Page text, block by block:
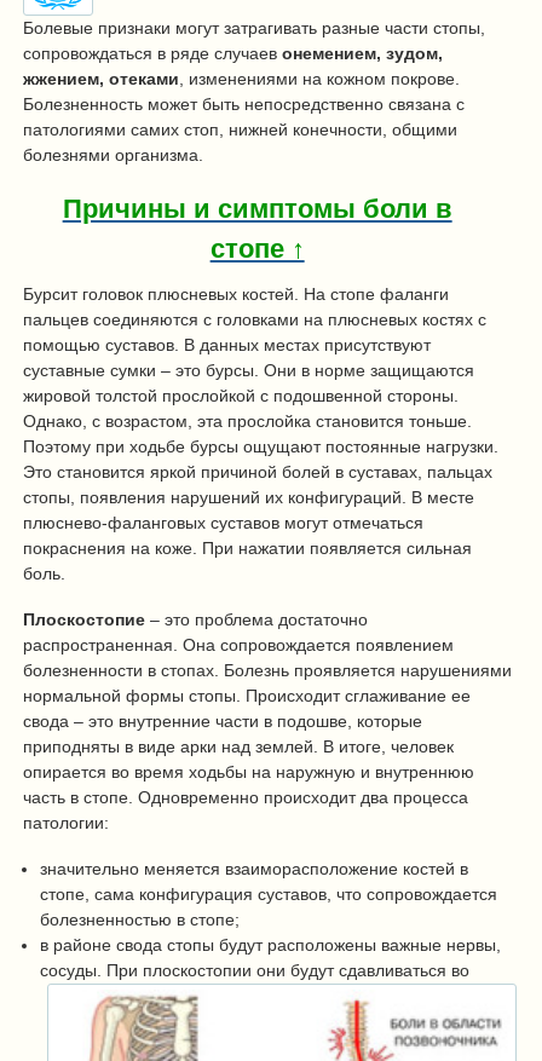
Болевые признаки могут затрагивать разные части стопы,
сопровождаться в ряде случаев онемением, зудом,
жжением, отеками , изменениями на кожном покрове.
Болезненность может быть непосредственно связана с
патологиями самих стоп, нижней конечности, общими
болезнями организма.
Причины и симптомы боли в
стопе ↑
Бурсит головок плюсневых костей. На стопе фаланги
пальцев соединяются с головками на плюсневых костях с
помощью суставов. В данных местах присутствуют
суставные сумки – это бурсы. Они в норме защищаются
жировой толстой прослойкой с подошвенной стороны.
Однако, с возрастом, эта прослойка становится тоньше.
Поэтому при ходьбе бурсы ощущают постоянные нагрузки.
Это становится яркой причиной болей в суставах, пальцах
стопы, появления нарушений их конфигураций. В месте
плюснево-фаланговых суставов могут отмечаться
покраснения на коже. При нажатии появляется сильная
боль.
Плоскостопие – это проблема достаточно
распространенная. Она сопровождается появлением
болезненности в стопах. Болезнь проявляется нарушениями
нормальной формы стопы. Происходит сглаживание ее
свода – это внутренние части в подошве, которые
приподняты в виде арки над землей. В итоге, человек
опирается во время ходьбы на наружную и внутреннюю
часть в стопе. Одновременно происходит два процесса
патологии:
значительно меняется взаиморасположение костей в
стопе, сама конфигурация суставов, что сопровождается
болезненностью в стопе;
в районе свода стопы будут расположены важные нервы,
сосуды. При плоскостопии они будут сдавливаться во